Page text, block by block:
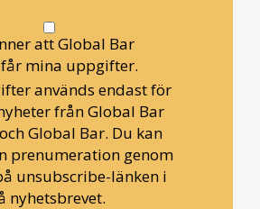
att Global Bar
mina uppgifter.
används endast för
från Global Bar
Global Bar. Du kan
prenumeration genom
unsubscribe-länken i
nyhetsbrevet.